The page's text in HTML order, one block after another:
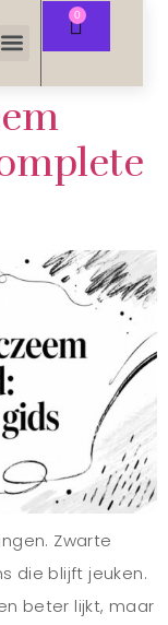
Zwarte
die blijft jeuken.
beter lijkt, maar